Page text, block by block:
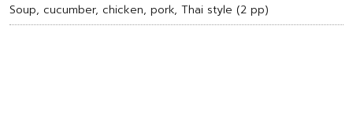
Soup, cucumber, chicken, pork, Thai style (2 pp)